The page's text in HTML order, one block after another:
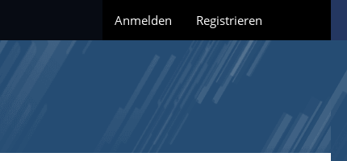
Anmelden Registrieren